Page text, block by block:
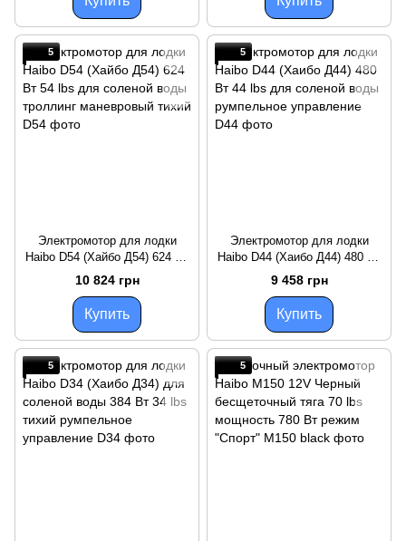
5
Электромотор для лодки
Haibo D54 (Хайбо Д54) 624 Вт
54 lbs для соленой воды
троллинг маневровый тихий
10 824 грн
Купить
5
Электромотор для лодки
Haibo D44 (Хаибо Д44) 480 Вт
44 lbs для соленой воды
румпельное управление
9 458 грн
Купить
5 5